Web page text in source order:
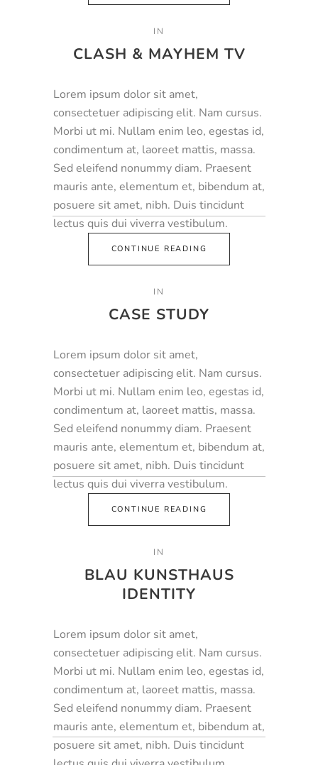
IN
CLASH & MAYHEM TV
Lorem ipsum dolor sit amet,
consectetuer adipiscing elit. Nam cursus.
Morbi ut mi. Nullam enim leo, egestas id,
condimentum at, laoreet mattis, massa.
Sed eleifend nonummy diam. Praesent
mauris ante, elementum et, bibendum at,
posuere sit amet, nibh. Duis tincidunt
lectus quis dui viverra vestibulum.
CONTINUE READING
IN
CASE STUDY
Lorem ipsum dolor sit amet,
consectetuer adipiscing elit. Nam cursus.
Morbi ut mi. Nullam enim leo, egestas id,
condimentum at, laoreet mattis, massa.
Sed eleifend nonummy diam. Praesent
mauris ante, elementum et, bibendum at,
posuere sit amet, nibh. Duis tincidunt
lectus quis dui viverra vestibulum.
CONTINUE READING
IN
BLAU KUNSTHAUS
IDENTITY
Lorem ipsum dolor sit amet,
consectetuer adipiscing elit. Nam cursus.
Morbi ut mi. Nullam enim leo, egestas id,
condimentum at, laoreet mattis, massa.
Sed eleifend nonummy diam. Praesent
mauris ante, elementum et, bibendum at,
posuere sit amet, nibh. Duis tincidunt